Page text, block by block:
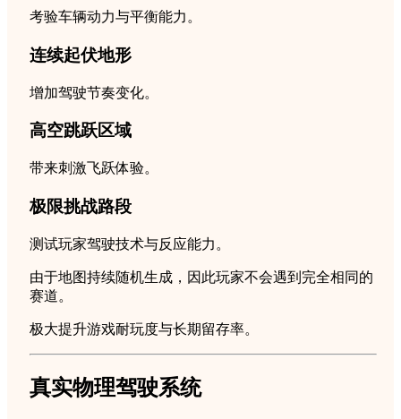
考验车辆动力与平衡能力。
连续起伏地形
增加驾驶节奏变化。
高空跳跃区域
带来刺激飞跃体验。
极限挑战路段
测试玩家驾驶技术与反应能力。
由于地图持续随机生成，因此玩家不会遇到完全相同的
赛道。
极大提升游戏耐玩度与长期留存率。
真实物理驾驶系统